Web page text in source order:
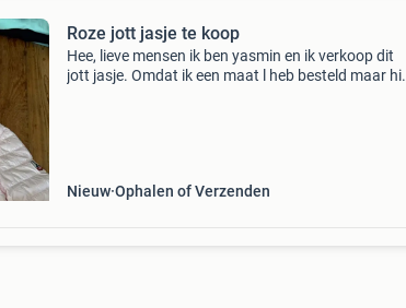
Roze jott jasje te koop
Hee, lieve mensen ik ben yasmin en ik verkoop dit
jott jasje. Omdat ik een maat l heb besteld maar hij
Nieuw Ophalen of Verzenden